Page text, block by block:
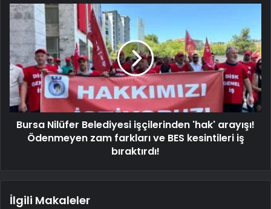
Bursa Nilüfer Belediyesi işçilerinden 'hak' arayışı!
Ödenmeyen zam farkları ve BES kesintileri iş
bıraktırdı!
İlgili Makaleler